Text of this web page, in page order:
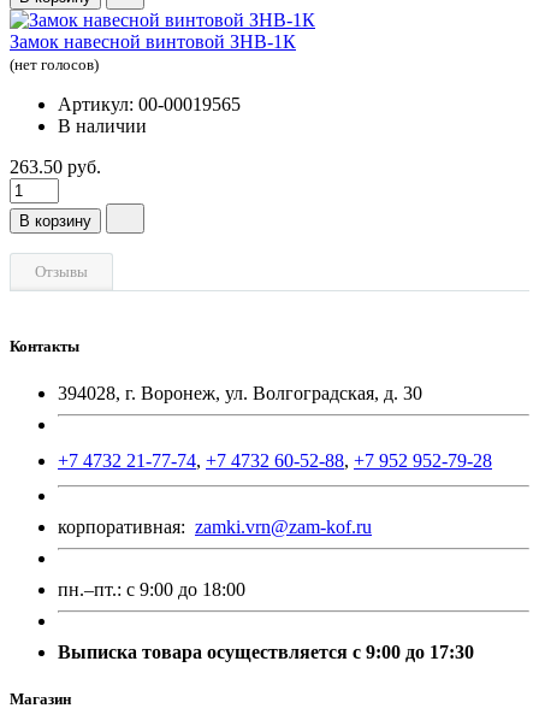
Замок навесной винтовой ЗНВ-1К
(нет голосов)
Артикул: 00-00019565
В наличии
263.50 руб.
В корзину
Отзывы
Контакты
394028, г. Воронеж, ул. Волгоградская, д. 30
+7 4732 21-77-74, +7 4732 60-52-88, +7 952 952-79-28
корпоративная: zamki.vrn@zam-kof.ru
пн.–пт.: с 9:00 до 18:00
Выписка товара осуществляется с 9:00 до 17:30
Магазин